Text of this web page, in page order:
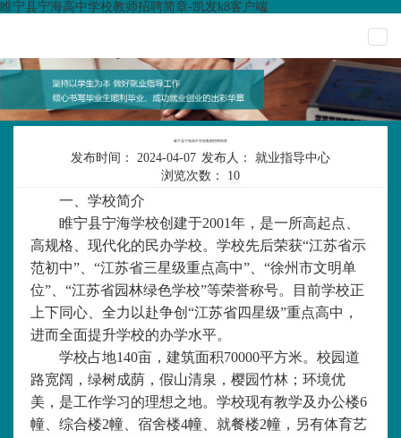
睢宁县宁海高中学校教师招聘简章-凯发k8客户端
睢宁县宁海高中学校教师招聘简章
发布时间： 2024-04-07 发布人：
就业指导中心
浏览次数：
10
一、学校简介
睢宁县宁海学校创建于2001年，是一所高起点、
高规格、现代化的民办学校。学校先后荣获“江苏省示
范初中”、“江苏省三星级重点高中”、“徐州市文明单
位”、“江苏省园林绿色学校”等荣誉称号。目前学校正
上下同心、全力以赴争创“江苏省四星级”重点高中，
进而全面提升学校的办学水平。
学校占地140亩，建筑面积70000平方米。校园道
路宽阔，绿树成荫，假山清泉，樱园竹林；环境优
美，是工作学习的理想之地。学校现有教学及办公楼6
幢、综合楼2幢、宿舍楼4幢、就餐楼2幢，另有体育艺